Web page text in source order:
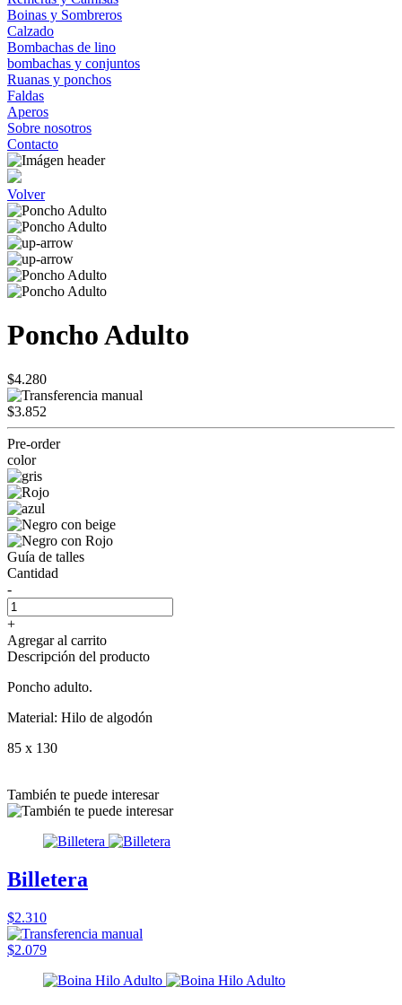
Boinas y Sombreros
Calzado
Bombachas de lino
bombachas y conjuntos
Ruanas y ponchos
Faldas
Aperos
Sobre nosotros
Contacto
Volver
Poncho Adulto
$4.280
$3.852
Pre-order
color
Guía de talles
Cantidad
-
+
Agregar al carrito
Descripción del producto
Poncho adulto.
Material: Hilo de algodón
85 x 130
También te puede interesar
Billetera
$2.310
$2.079